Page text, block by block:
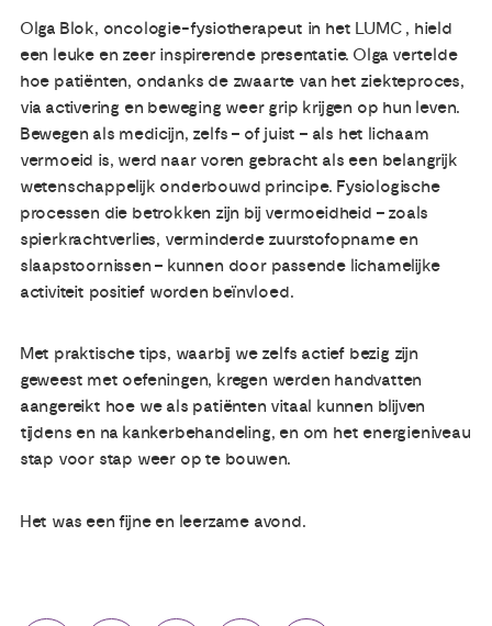
Olga Blok, oncologie-fysiotherapeut in het LUMC , hield
een leuke en zeer inspirerende presentatie. Olga vertelde
hoe patiënten, ondanks de zwaarte van het ziekteproces,
via activering en beweging weer grip krijgen op hun leven.
Bewegen als medicijn, zelfs – of juist – als het lichaam
vermoeid is, werd naar voren gebracht als een belangrijk
wetenschappelijk onderbouwd principe. Fysiologische
processen die betrokken zijn bij vermoeidheid – zoals
spierkrachtverlies, verminderde zuurstofopname en
slaapstoornissen – kunnen door passende lichamelijke
activiteit positief worden beïnvloed.
Met praktische tips, waarbij we zelfs actief bezig zijn
geweest met oefeningen, kregen werden handvatten
aangereikt hoe we als patiënten vitaal kunnen blijven
tijdens en na kankerbehandeling, en om het energieniveau
stap voor stap weer op te bouwen.
Het was een fijne en leerzame avond.